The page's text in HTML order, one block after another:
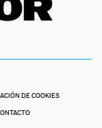
DE COOKIES